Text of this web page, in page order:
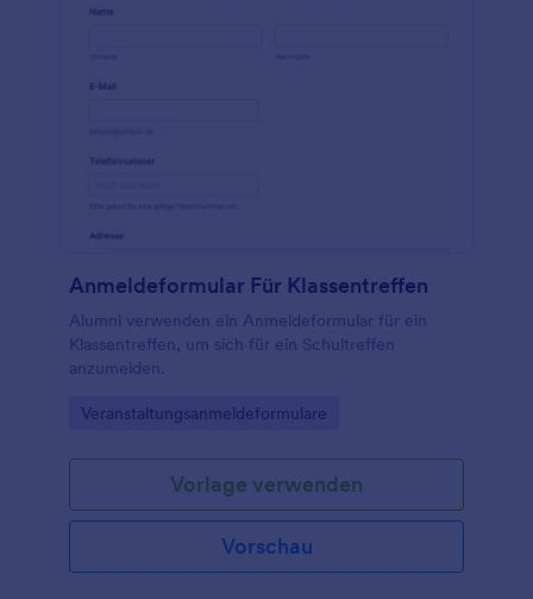
Anmeldeformular Für Klassentreffen
Alumni verwenden ein Anmeldeformular für ein
Klassentreffen, um sich für ein Schultreffen
anzumelden.
Go to Category:
Veranstaltungsanmeldeformulare
Vorlage verwenden
Vorschau